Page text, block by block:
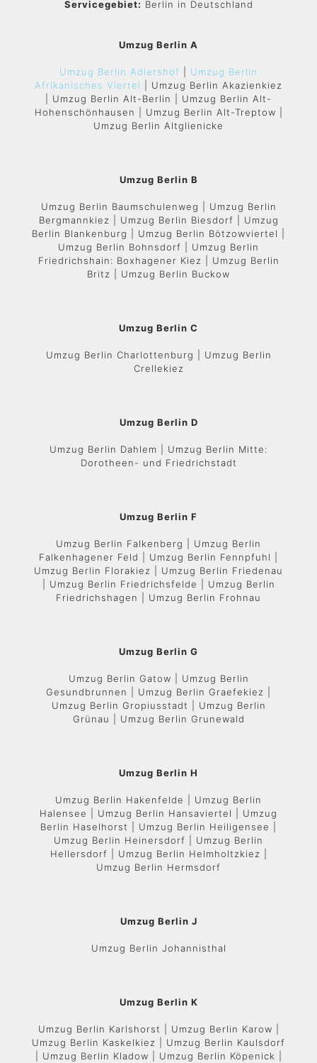
Servicegebiet: Berlin in Deutschland
Umzug Berlin A
Umzug Berlin Adlershof
Umzug Berlin
Afrikanisches Viertel
| Umzug Berlin Akazienkiez
| Umzug Berlin Alt-Berlin | Umzug Berlin Alt-
Hohenschönhausen | Umzug Berlin Alt-Treptow |
Umzug Berlin Altglienicke
Umzug Berlin B
Umzug Berlin Baumschulenweg | Umzug Berlin
Bergmannkiez | Umzug Berlin Biesdorf | Umzug
Berlin Blankenburg | Umzug Berlin Bötzowviertel |
Umzug Berlin Bohnsdorf | Umzug Berlin
Friedrichshain: Boxhagener Kiez | Umzug Berlin
Britz | Umzug Berlin Buckow
Umzug Berlin C
Umzug Berlin Charlottenburg | Umzug Berlin
Crellekiez
Umzug Berlin D
Umzug Berlin Dahlem | Umzug Berlin Mitte:
Dorotheen- und Friedrichstadt
Umzug Berlin F
Umzug Berlin Falkenberg | Umzug Berlin
Falkenhagener Feld | Umzug Berlin Fennpfuhl |
Umzug Berlin Florakiez | Umzug Berlin Friedenau
| Umzug Berlin Friedrichsfelde | Umzug Berlin
Friedrichshagen | Umzug Berlin Frohnau
Umzug Berlin G
Umzug Berlin Gatow | Umzug Berlin
Gesundbrunnen | Umzug Berlin Graefekiez |
Umzug Berlin Gropiusstadt | Umzug Berlin
Grünau | Umzug Berlin Grunewald
Umzug Berlin H
Umzug Berlin Hakenfelde | Umzug Berlin
Halensee | Umzug Berlin Hansaviertel | Umzug
Berlin Haselhorst | Umzug Berlin Heiligensee |
Umzug Berlin Heinersdorf | Umzug Berlin
Hellersdorf | Umzug Berlin Helmholtzkiez |
Umzug Berlin Hermsdorf
Umzug Berlin J
Umzug Berlin Johannisthal
Umzug Berlin K
Umzug Berlin Karlshorst | Umzug Berlin Karow |
Umzug Berlin Kaskelkiez | Umzug Berlin Kaulsdorf
| Umzug Berlin Kladow | Umzug Berlin Köpenick |